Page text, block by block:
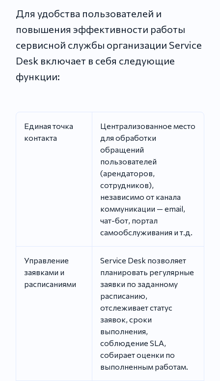
Для удобства пользователей и
повышения эффективности работы
сервисной службы организации Service
Desk включает в себя следующие
функции:
Единая точка
контакта
Централизованное место
для обработки
обращений
пользователей
(арендаторов,
сотрудников),
независимо от канала
коммуникации — email,
чат-бот, портал
самообслуживания и т.д.
Управление
заявками и
расписаниями
Service Desk позволяет
планировать регулярные
заявки по заданному
расписанию,
отслеживает статус
заявок, сроки
выполнения,
соблюдение SLA,
собирает оценки по
выполненным работам.